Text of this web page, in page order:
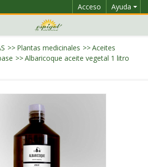
Ayuda
Acceso
>> Plantas medicinales >>Aceites
>>Albaricoque aceite vegetal 1 litro